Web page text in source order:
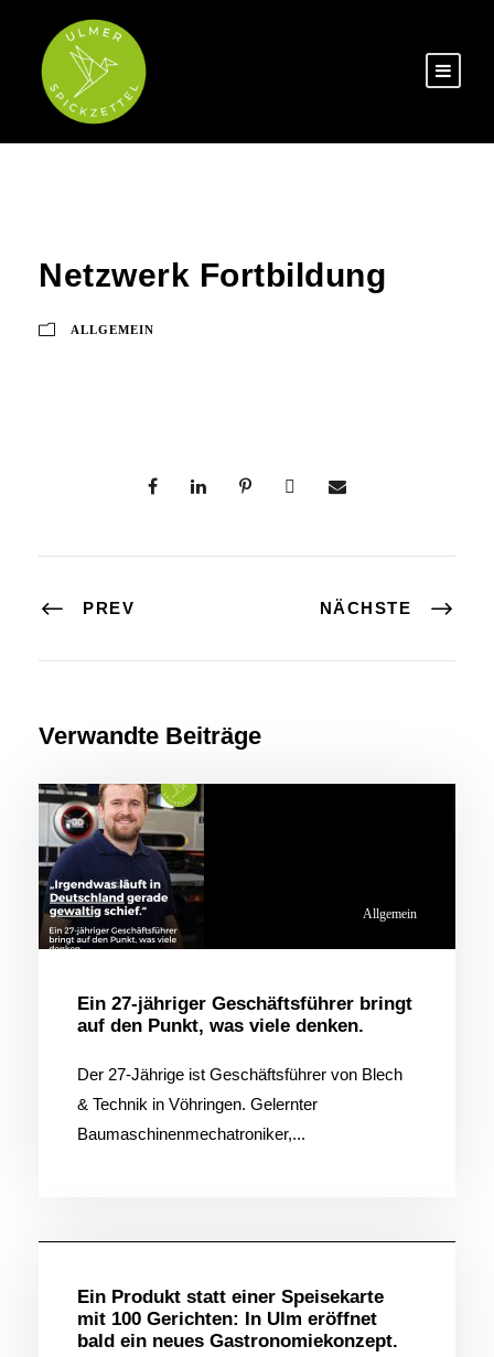
Netzwerk Fortbildung
ALLGEMEIN
PREV NÄCHSTE
Verwandte Beiträge
Allgemein
Ein 27-jähriger Geschäftsführer bringt
auf den Punkt, was viele denken.
Der 27-Jährige ist Geschäftsführer von Blech
& Technik in Vöhringen. Gelernter
Baumaschinenmechatroniker,...
Ein Produkt statt einer Speisekarte
mit 100 Gerichten: In Ulm eröffnet
bald ein neues Gastronomiekonzept.